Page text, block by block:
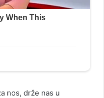
nos, drže nas u